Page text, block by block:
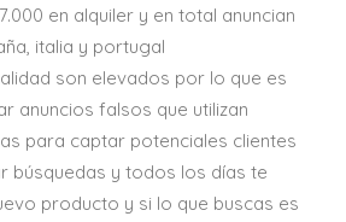
en alquiler y en total anuncian
italia y portugal
son elevados por lo que es
anuncios falsos que utilizan
para captar potenciales clientes
búsquedas y todos los días te
producto y si lo que buscas es